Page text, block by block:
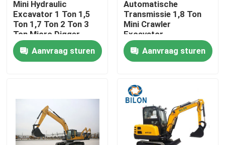
Huis
Ongeveer ons
Mini Hydraulic
Excavator 1 Ton 1,5
Ton 1,7 Ton 2 Ton 3
Ton Micro Digger
Machine
Aanvraag sturen
Automatische
Transmissie 1,8 Ton
Mini Crawler
Excavator
Aanvraag sturen